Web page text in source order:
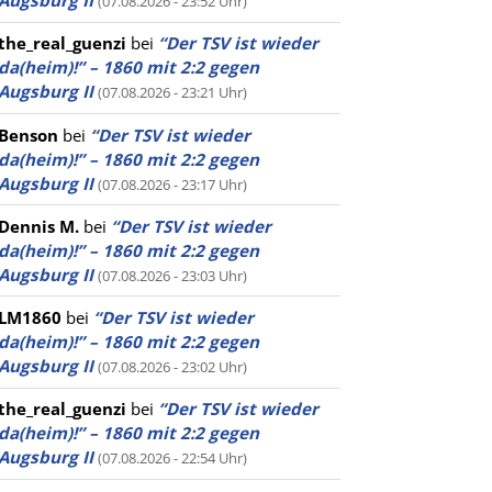
bei “Der TSV ist wieder
– 1860 mit 2:2 gegen
II (07.08.2026 - 23:21 Uhr)
bei “Der TSV ist wieder
– 1860 mit 2:2 gegen
II (07.08.2026 - 23:17 Uhr)
M. bei “Der TSV ist wieder
– 1860 mit 2:2 gegen
II (07.08.2026 - 23:03 Uhr)
bei “Der TSV ist wieder
– 1860 mit 2:2 gegen
II (07.08.2026 - 23:02 Uhr)
bei “Der TSV ist wieder
– 1860 mit 2:2 gegen
II (07.08.2026 - 22:54 Uhr)